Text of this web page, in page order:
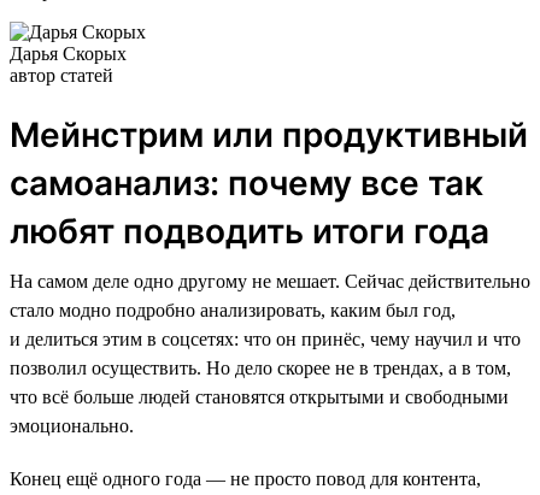
Дарья Скорых
автор статей
Мейнстрим или продуктивный
самоанализ: почему все так
любят подводить итоги года
На самом деле одно другому не мешает. Сейчас действительно
стало модно подробно анализировать, каким был год,
и делиться этим в соцсетях: что он принёс, чему научил и что
позволил осуществить. Но дело скорее не в трендах, а в том,
что всё больше людей становятся открытыми и свободными
эмоционально.
Конец ещё одного года — не просто повод для контента,